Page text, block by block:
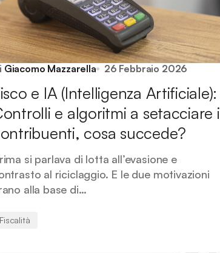
Giacomo Mazzarella 26 Febbraio 2026
e IA (Intelligenza Artificiale):
e algoritmi a setacciare i
cosa succede?
si parlava di lotta all’evasione e
al riciclaggio. E le due motivazioni
alla base di…
Fiscalità